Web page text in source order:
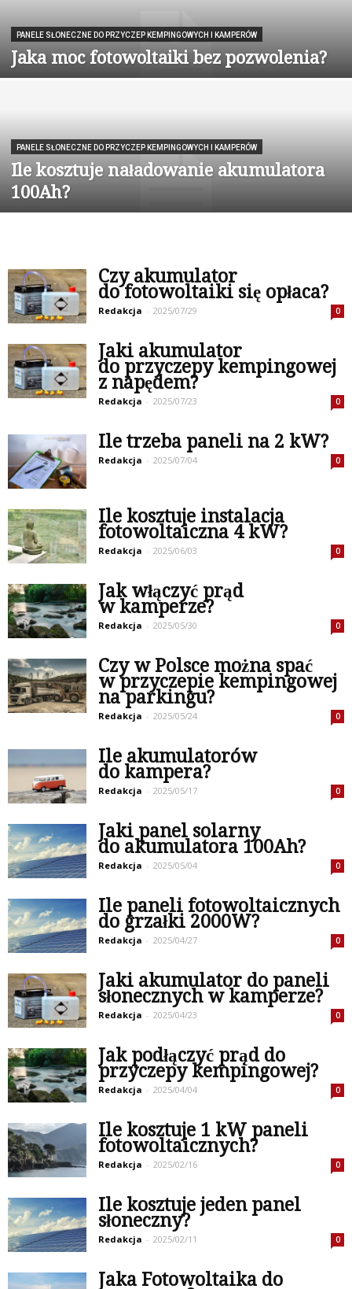
PANELE SŁONECZNE DO PRZYCZEP KEMPINGOWYCH I KAMPERÓW
Jaka moc fotowoltaiki bez pozwolenia?
PANELE SŁONECZNE DO PRZYCZEP KEMPINGOWYCH I KAMPERÓW
Ile kosztuje naładowanie akumulatora
100Ah?
Czy akumulator
do fotowoltaiki się opłaca?
Redakcja - 2025/07/29 0
Jaki akumulator
do przyczepy kempingowej
z napędem?
Redakcja - 2025/07/23 0
Ile trzeba paneli na 2 kW?
Redakcja - 2025/07/04 0
Ile kosztuje instalacja
fotowoltaiczna 4 kW?
Redakcja - 2025/06/03 0
Jak włączyć prąd
w kamperze?
Redakcja - 2025/05/30 0
Czy w Polsce można spać
w przyczepie kempingowej
na parkingu?
Redakcja - 2025/05/24 0
Ile akumulatorów
do kampera?
Redakcja - 2025/05/17 0
Jaki panel solarny
do akumulatora 100Ah?
Redakcja - 2025/05/04 0
Ile paneli fotowoltaicznych
do grzałki 2000W?
Redakcja - 2025/04/27 0
Jaki akumulator do paneli
słonecznych w kamperze?
Redakcja - 2025/04/23 0
Jak podłączyć prąd do
przyczepy kempingowej?
Redakcja - 2025/04/04 0
Ile kosztuje 1 kW paneli
fotowoltaicznych?
Redakcja - 2025/02/16 0
Ile kosztuje jeden panel
słoneczny?
Redakcja - 2025/02/11 0
Jaka Fotowoltaika do